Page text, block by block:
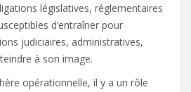
législatives, réglementaires
d’entraîner pour
judiciaires, administratives,
à son image.
opérationnelle, il y a un rôle